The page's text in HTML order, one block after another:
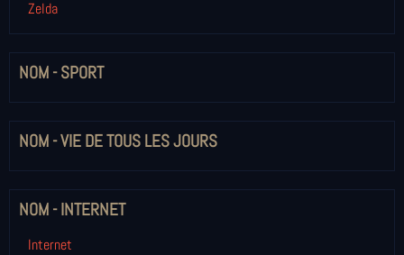
Zelda
NOM - SPORT
NOM - VIE DE TOUS LES JOURS
NOM - INTERNET
Internet